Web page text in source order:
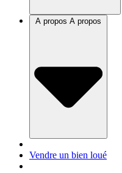
A propos
Vendre un bien loué